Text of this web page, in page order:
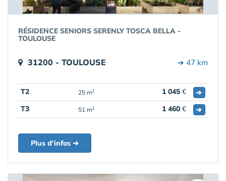
RÉSIDENCE SENIORS SERENLY TOSCA BELLA -
TOULOUSE
31200 - TOULOUSE ➔ 47 km
T2 25 m2 1 045 €
➔
T3
51 m2 1 460 € ➔
Plus d'infos ➔